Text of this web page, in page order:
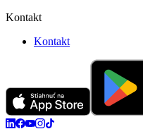
Kontakt
Kontakt